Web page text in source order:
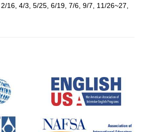
16, 4/3, 5/25, 6/19, 7/6, 9/7, 11/26~27,